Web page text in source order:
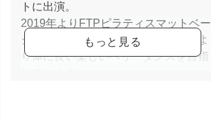
トに出演。
2019年よりFTPピラティスマットベー
シックインストラクター資格取得。よ
り体に良い楽しいベリーダンスを目指